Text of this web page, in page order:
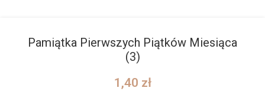
Pamiątka Pierwszych Piątków Miesiąca
(3)
1,40 zł